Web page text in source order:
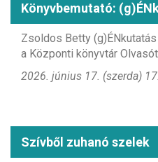
Könyvbemutató:
Zsoldos Betty
a Központi könyvtár
2026. június 17. (szerda)
Szívből zuhanó szelek